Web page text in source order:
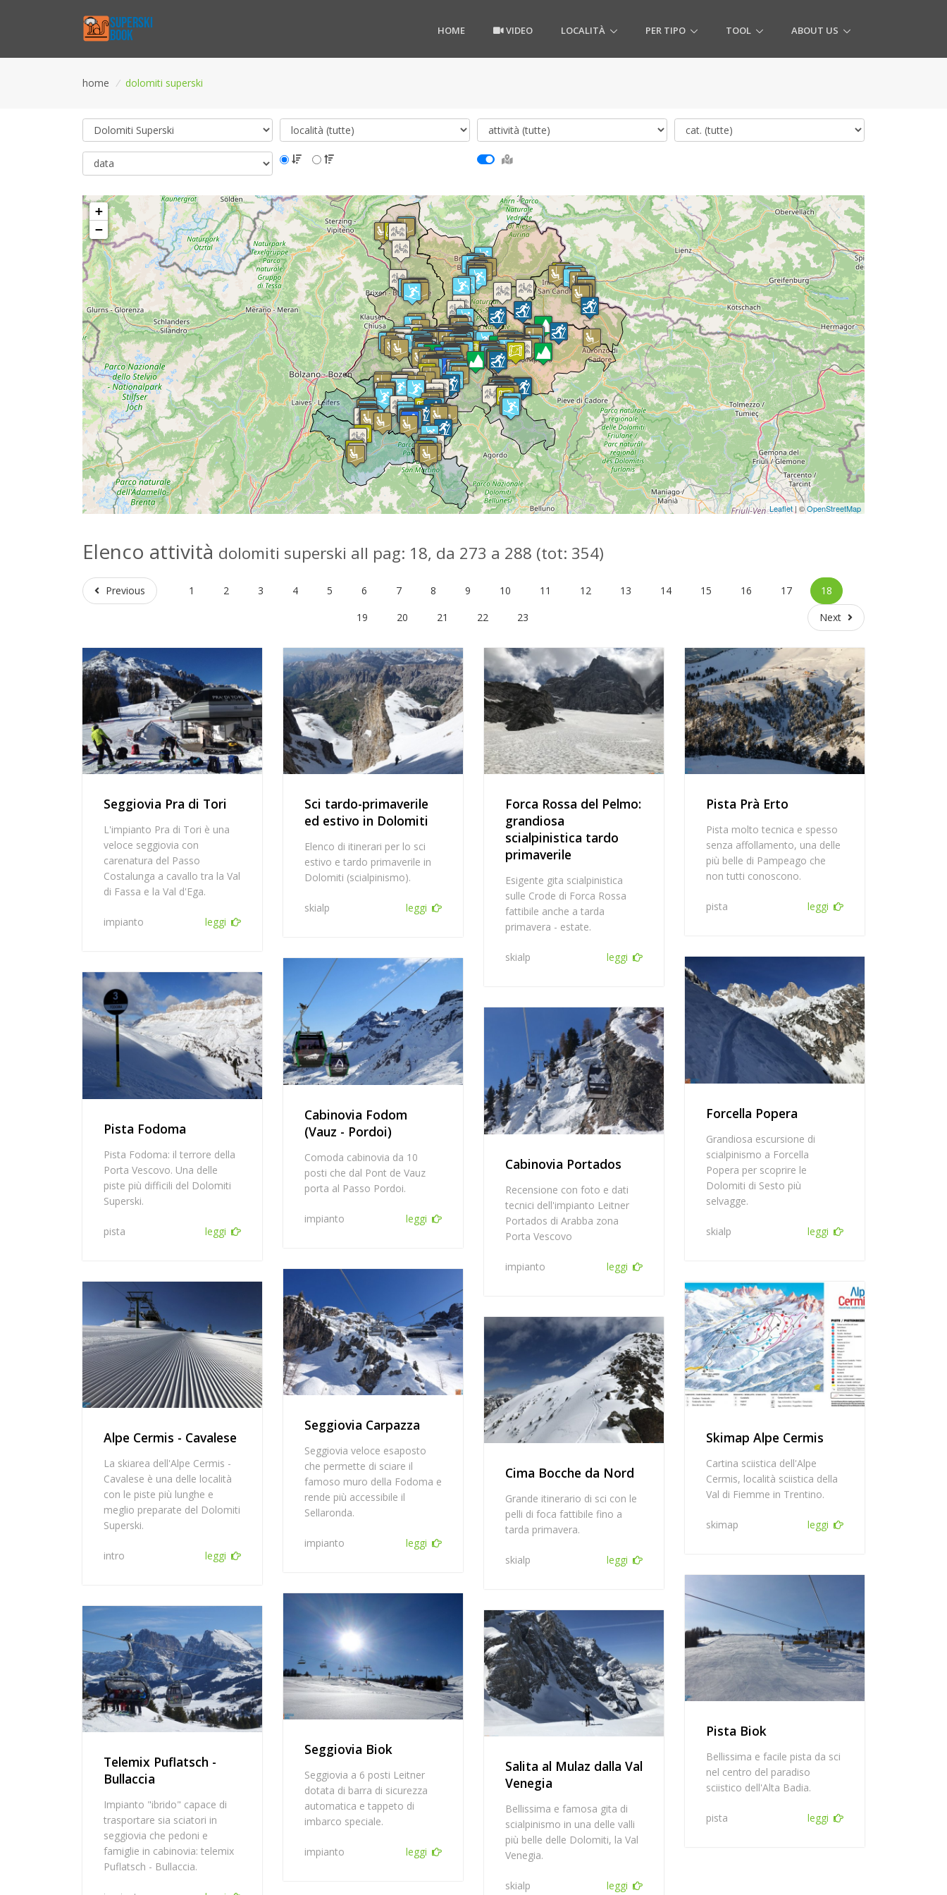
HOME VIDEO LOCALITÀ PER TIPO TOOL ABOUT US
home / dolomiti superski
+
−
Leaflet| ©OpenStreetMap
Elenco attività dolomiti superski all pag: 18, da 273 a 288 (tot: 354)
PreviousPrevious 1 2 3 4 5 6 7 8 9 10 11 12 13 14 15 16 17
18
19
20 21 22 23 Next Next
Seggiovia Pra di Tori
L'impianto Pra di Tori è una
veloce seggiovia con
carenatura del Passo
Costalunga a cavallo tra la Val
di Fassa e la Val d'Ega.
impianto leggi
Sci tardo-primaverile
ed estivo in Dolomiti
Elenco di itinerari per lo sci
estivo e tardo primaverile in
Dolomiti (scialpinismo).
skialp leggi
Forca Rossa del Pelmo:
grandiosa
scialpinistica tardo
primaverile
Esigente gita scialpinistica
sulle Crode di Forca Rossa
fattibile anche a tarda
primavera - estate.
skialp leggi
Pista Prà Erto
Pista molto tecnica e spesso
senza affollamento, una delle
più belle di Pampeago che
non tutti conoscono.
pista leggi
Forcella Popera
Grandiosa escursione di
scialpinismo a Forcella
Popera per scoprire le
Dolomiti di Sesto più
selvagge.
skialp leggi
Cabinovia Fodom
(Vauz - Pordoi)
Comoda cabinovia da 10
posti che dal Pont de Vauz
porta al Passo Pordoi.
impianto leggi
Pista Fodoma
Pista Fodoma: il terrore della
Porta Vescovo. Una delle
piste più difficili del Dolomiti
Superski.
pista leggi
Cabinovia Portados
Recensione con foto e dati
tecnici dell'impianto Leitner
Portados di Arabba zona
Porta Vescovo
impianto leggi
Seggiovia Carpazza
Seggiovia veloce esaposto
che permette di sciare il
famoso muro della Fodoma e
rende più accessibile il
Sellaronda.
impianto leggi
Alpe Cermis - Cavalese
La skiarea dell'Alpe Cermis -
Cavalese è una delle località
con le piste più lunghe e
meglio preparate del Dolomiti
Superski.
intro leggi
Skimap Alpe Cermis
Cartina sciistica dell'Alpe
Cermis, località sciistica della
Val di Fiemme in Trentino.
skimap leggi
Cima Bocche da Nord
Grande itinerario di sci con le
pelli di foca fattibile fino a
tarda primavera.
skialp leggi
Pista Biok
Bellissima e facile pista da sci
nel centro del paradiso
sciistico dell'Alta Badia.
pista leggi
Seggiovia Biok
Seggiovia a 6 posti Leitner
dotata di barra di sicurezza
automatica e tappeto di
imbarco speciale.
impianto leggi
Telemix Puflatsch -
Bullaccia
Impianto "ibrido" capace di
trasportare sia sciatori in
seggiovia che pedoni e
famiglie in cabinovia: telemix
Puflatsch - Bullaccia.
Salita al Mulaz dalla Val
Venegia
Bellissima e famosa gita di
scialpinismo in una delle valli
più belle delle Dolomiti, la Val
Venegia.
skialp leggi